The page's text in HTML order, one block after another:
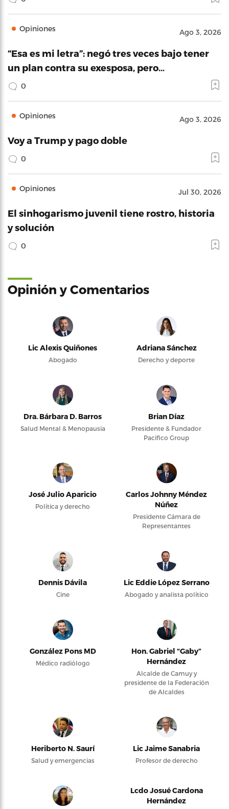
Opiniones Ago 3, 2026
“Esa es mi letra”: negó tres veces bajo tener
un plan contra su exesposa, pero…
0
Opiniones Ago 3, 2026
Voy a Trump y pago doble
0
Opiniones Jul 30, 2026
El sinhogarismo juvenil tiene rostro, historia
y solución
0
Opinión y Comentarios
Lic Alexis Quiñones
Abogado
Adriana Sánchez
Derecho y deporte
Dra. Bárbara D. Barros
Salud Mental & Menopausia
Brian Díaz
Presidente & Fundador
Pacifico Group
José Julio Aparicio
Política y derecho
Carlos Johnny Méndez
Núñez
Presidente Cámara de
Representantes
Dennis Dávila
Cine
Lic Eddie López Serrano
Abogado y analista político
González Pons MD
Médico radiólogo
Hon. Gabriel “Gaby”
Hernández
Alcalde de Camuy y
presidente de la Federación
de Alcaldes
Heriberto N. Saurí
Salud y emergencias
Lic Jaime Sanabria
Profesor de derecho
Lcdo Josué Cardona
Hernández